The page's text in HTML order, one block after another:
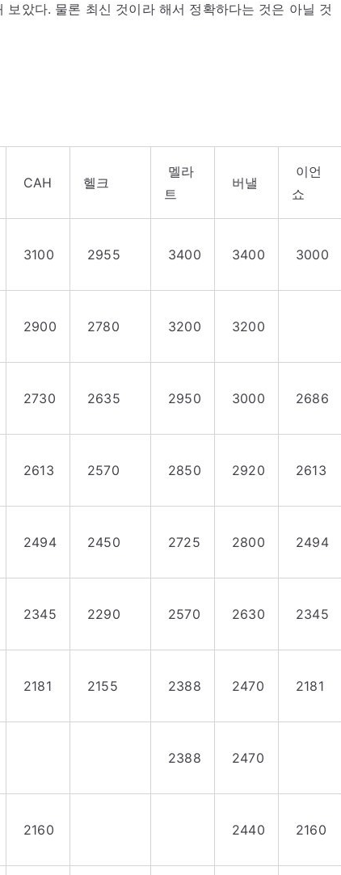
았다. 물론 최신 것이라 해서 정확하다는 것은 아닐 것
CAH 헬크
멜라
트
버낼
이언
쇼
3100 2955 3400 3400 3000
2900 2780 3200 3200
2730 2635 2950 3000 2686
2613 2570 2850 2920 2613
2494 2450 2725 2800 2494
2345 2290 2570 2630 2345
2181 2155 2388 2470 2181
2388 2470
2160 2440 2160